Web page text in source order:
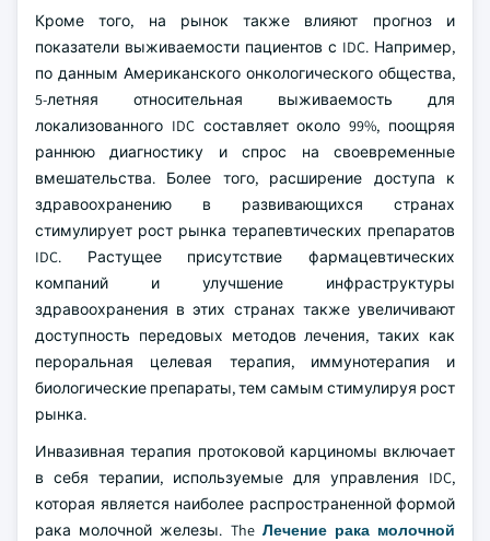
Кроме того, на рынок также влияют прогноз и
показатели выживаемости пациентов с IDC. Например,
по данным Американского онкологического общества,
5-летняя относительная выживаемость для
локализованного IDC составляет около 99%, поощряя
раннюю диагностику и спрос на своевременные
вмешательства. Более того, расширение доступа к
здравоохранению в развивающихся странах
стимулирует рост рынка терапевтических препаратов
IDC. Растущее присутствие фармацевтических
компаний и улучшение инфраструктуры
здравоохранения в этих странах также увеличивают
доступность передовых методов лечения, таких как
пероральная целевая терапия, иммунотерапия и
биологические препараты, тем самым стимулируя рост
рынка.
Инвазивная терапия протоковой карциномы включает
в себя терапии, используемые для управления IDC,
которая является наиболее распространенной формой
рака молочной железы. The Лечение рака молочной